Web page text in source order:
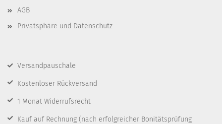
AGB
Privatsphäre und Datenschutz
Versandpauschale
Kostenloser Rückversand
1 Monat Widerrufsrecht
Kauf auf Rechnung (nach erfolgreicher Bonitätsprüfung